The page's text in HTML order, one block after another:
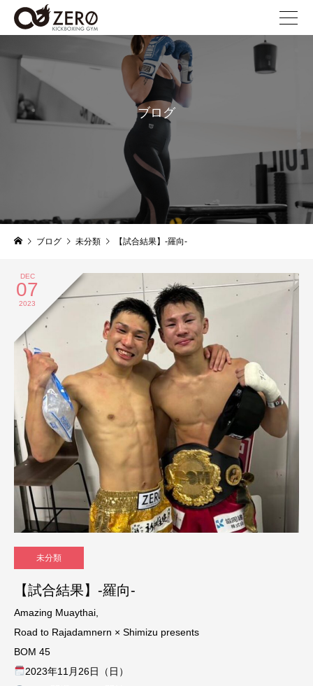
blog
ブログ
ブログ 未分類 【試合結果】-羅向-
DEC
07
2023
未分類
【試合結果】-羅向-
Amazing Muaythai,
Road to Rajadamnern × Shimizu presents
BOM 45
2023年11月26日（日）